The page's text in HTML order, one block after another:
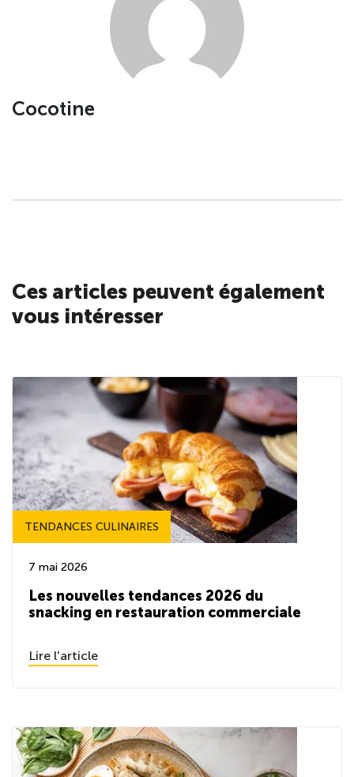
Cocotine
Ces articles peuvent également
vous intéresser
TENDANCES CULINAIRES
7 mai 2026
Les nouvelles tendances 2026 du
snacking en restauration commerciale
Lire l'article